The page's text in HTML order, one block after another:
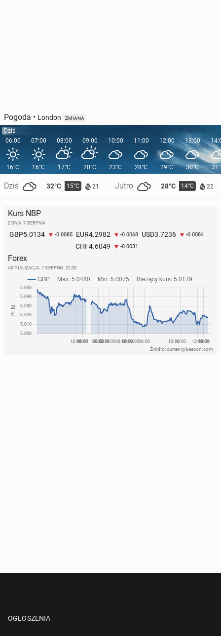
Pogoda • London ZMIANA
Dziś
06:00
16°C
Dziś 32°C 15°C 21 Jutro 28°C 14°C 22
07:00
16°C
08:00
17°C
09:00
20°C
10:00
23°C
11:00
28°C
12:00
29°C
13:00
30°C
Kurs NBP
Z DNIA: 7 SIERPNIA
GBP5.0134 -0.0085 EUR4.2982 -0.0068 USD3.7236 -0.0084
CHF4.6049 -0.0031
Forex
AKTUALIZACJA: 7 SIERPNIA, 22:00
Źródło: currencybeacon.com
OGŁOSZENIA